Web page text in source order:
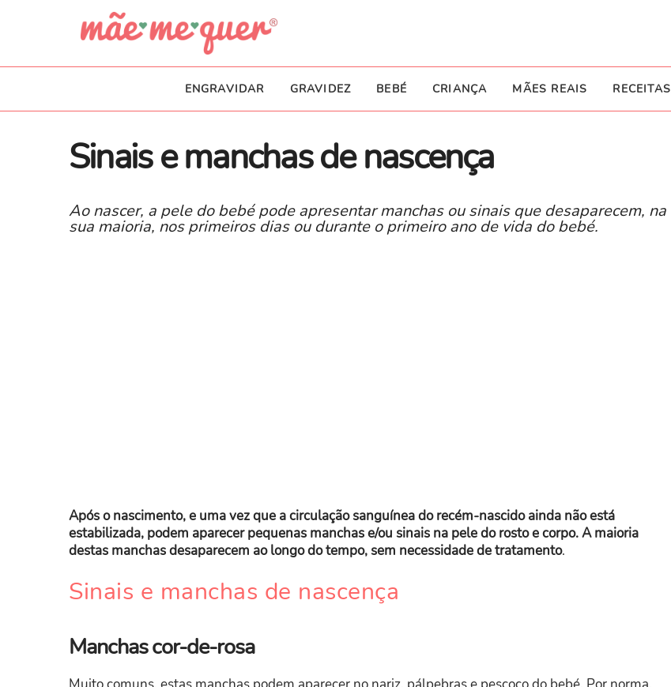
ENGRAVIDAR GRAVIDEZ BEBÉ CRIANÇA MÃES REAIS RECEITAS
Sinais e manchas de nascença
Ao nascer, a pele do bebé pode apresentar manchas ou sinais que desaparecem, na
sua maioria, nos primeiros dias ou durante o primeiro ano de vida do bebé.
Após o nascimento, e uma vez que a circulação sanguínea do recém-nascido ainda não está
estabilizada, podem aparecer pequenas manchas e/ou sinais na pele do rosto e corpo. A maioria
destas manchas desaparecem ao longo do tempo, sem necessidade de tratamento.
Sinais e manchas de nascença
Manchas cor-de-rosa